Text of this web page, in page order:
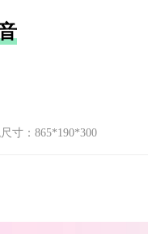
寸：865*190*300